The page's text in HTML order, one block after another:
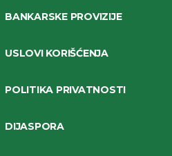
BANKARSKE PROVIZIJE
USLOVI KORIŠĆENJA
POLITIKA PRIVATNOSTI
DIJASPORA